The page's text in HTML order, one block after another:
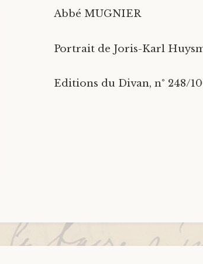
Abbé MUGNIER
Portrait de Joris-Karl
Editions du Divan, n° 248/